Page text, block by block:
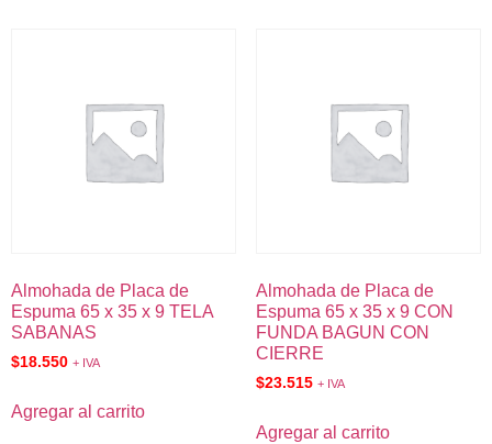
Almohada de Placa de
Espuma 65 x 35 x 9 TELA
SABANAS
$18.550 + IVA
Agregar al carrito
Almohada de Placa de
Espuma 65 x 35 x 9 CON
FUNDA BAGUN CON
CIERRE
$23.515 + IVA
Agregar al carrito